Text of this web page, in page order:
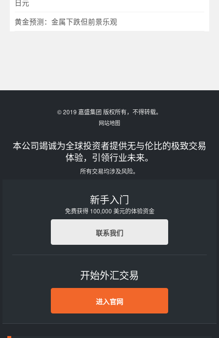
日元
黄金预测：金属下跌但前景乐观
© 2019 嘉盛集团 版权所有，不得转载。
网站地图
本公司竭诚为全球投资者提供无与伦比的极致交易
体验，引领行业未来。
所有交易均涉及风险。
新手入门
免费获得 100,000 美元的体验资金
联系我们
开始外汇交易
进入官网